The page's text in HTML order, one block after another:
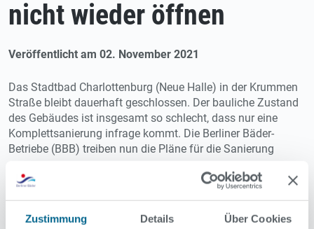
Zustimmung Details Über Cookies
nicht wieder öffnen
Veröffentlicht am 02. November 2021
Das Stadtbad Charlottenburg (Neue Halle) in der Krummen
Straße bleibt dauerhaft geschlossen. Der bauliche Zustand
des Gebäudes ist insgesamt so schlecht, dass nur eine
Komplettsanierung infrage kommt. Die Berliner Bäder-
Betriebe (BBB) treiben nun die Pläne für die Sanierung
Vorgesehen ist, nicht nur die 1974 eröffnete Schwimmhalle
das historische Stadtbad (die Alte Halle) und die Neue Halle